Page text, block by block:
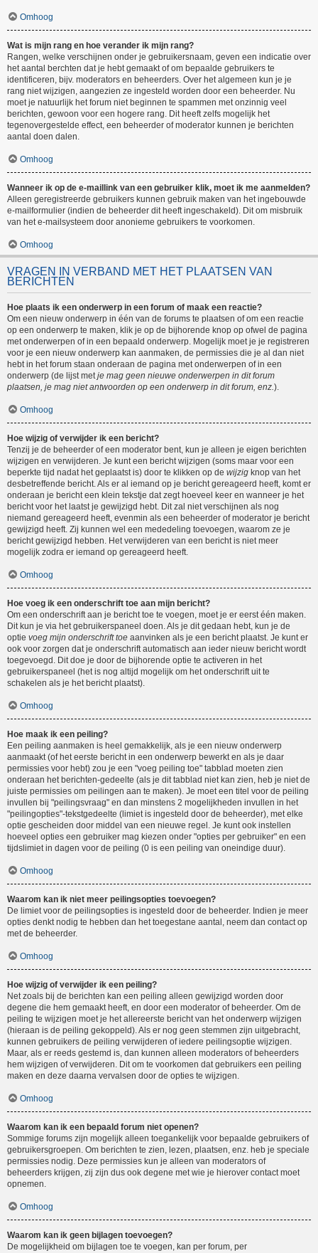
Omhoog
Wat is mijn rang en hoe verander ik mijn rang?
Rangen, welke verschijnen onder je gebruikersnaam, geven een indicatie over
het aantal berchten dat je hebt gemaakt of om bepaalde gebruikers te
identificeren, bijv. moderators en beheerders. Over het algemeen kun je je
rang niet wijzigen, aangezien ze ingesteld worden door een beheerder. Nu
moet je natuurlijk het forum niet beginnen te spammen met onzinnig veel
berichten, gewoon voor een hogere rang. Dit heeft zelfs mogelijk het
tegenovergestelde effect, een beheerder of moderator kunnen je berichten
aantal doen dalen.
Omhoog
Wanneer ik op de e-maillink van een gebruiker klik, moet ik me aanmelden?
Alleen geregistreerde gebruikers kunnen gebruik maken van het ingebouwde
e-mailformulier (indien de beheerder dit heeft ingeschakeld). Dit om misbruik
van het e-mailsysteem door anonieme gebruikers te voorkomen.
Omhoog
VRAGEN IN VERBAND MET HET PLAATSEN VAN
BERICHTEN
Hoe plaats ik een onderwerp in een forum of maak een reactie?
Om een nieuw onderwerp in één van de forums te plaatsen of om een reactie
op een onderwerp te maken, klik je op de bijhorende knop op ofwel de pagina
met onderwerpen of in een bepaald onderwerp. Mogelijk moet je je registreren
voor je een nieuw onderwerp kan aanmaken, de permissies die je al dan niet
hebt in het forum staan onderaan de pagina met onderwerpen of in een
onderwerp (de lijst met je mag geen nieuwe onderwerpen in dit forum
plaatsen, je mag niet antwoorden op een onderwerp in dit forum, enz. ).
Omhoog
Hoe wijzig of verwijder ik een bericht?
Tenzij je de beheerder of een moderator bent, kun je alleen je eigen berichten
wijzigen en verwijderen. Je kunt een bericht wijzigen (soms maar voor een
beperkte tijd nadat het geplaatst is) door te klikken op de wijzig knop van het
desbetreffende bericht. Als er al iemand op je bericht gereageerd heeft, komt er
onderaan je bericht een klein tekstje dat zegt hoeveel keer en wanneer je het
bericht voor het laatst je gewijzigd hebt. Dit zal niet verschijnen als nog
niemand gereageerd heeft, evenmin als een beheerder of moderator je bericht
gewijzigd heeft. Zij kunnen wel een mededeling toevoegen, waarom ze je
bericht gewijzigd hebben. Het verwijderen van een bericht is niet meer
mogelijk zodra er iemand op gereageerd heeft.
Omhoog
Hoe voeg ik een onderschrift toe aan mijn bericht?
Om een onderschrift aan je bericht toe te voegen, moet je er eerst één maken.
Dit kun je via het gebruikerspaneel doen. Als je dit gedaan hebt, kun je de
optie voeg mijn onderschrift toe aanvinken als je een bericht plaatst. Je kunt er
ook voor zorgen dat je onderschrift automatisch aan ieder nieuw bericht wordt
toegevoegd. Dit doe je door de bijhorende optie te activeren in het
gebruikerspaneel (het is nog altijd mogelijk om het onderschrift uit te
schakelen als je het bericht plaatst).
Omhoog
Hoe maak ik een peiling?
Een peiling aanmaken is heel gemakkelijk, als je een nieuw onderwerp
aanmaakt (of het eerste bericht in een onderwerp bewerkt en als je daar
permissies voor hebt) zou je een "voeg peiling toe" tabblad moeten zien
onderaan het berichten-gedeelte (als je dit tabblad niet kan zien, heb je niet de
juiste permissies om peilingen aan te maken). Je moet een titel voor de peiling
invullen bij "peilingsvraag" en dan minstens 2 mogelijkheden invullen in het
"peilingopties"-tekstgedeelte (limiet is ingesteld door de beheerder), met elke
optie gescheiden door middel van een nieuwe regel. Je kunt ook instellen
hoeveel opties een gebruiker mag kiezen onder "opties per gebruiker" en een
tijdslimiet in dagen voor de peiling (0 is een peiling van oneindige duur).
Omhoog
Waarom kan ik niet meer peilingsopties toevoegen?
De limiet voor de peilingsopties is ingesteld door de beheerder. Indien je meer
opties denkt nodig te hebben dan het toegestane aantal, neem dan contact op
met de beheerder.
Omhoog
Hoe wijzig of verwijder ik een peiling?
Net zoals bij de berichten kan een peiling alleen gewijzigd worden door
degene die hem gemaakt heeft, en door een moderator of beheerder. Om de
peiling te wijzigen moet je het allereerste bericht van het onderwerp wijzigen
(hieraan is de peiling gekoppeld). Als er nog geen stemmen zijn uitgebracht,
kunnen gebruikers de peiling verwijderen of iedere peilingsoptie wijzigen.
Maar, als er reeds gestemd is, dan kunnen alleen moderators of beheerders
hem wijzigen of verwijderen. Dit om te voorkomen dat gebruikers een peiling
maken en deze daarna vervalsen door de opties te wijzigen.
Omhoog
Waarom kan ik een bepaald forum niet openen?
Sommige forums zijn mogelijk alleen toegankelijk voor bepaalde gebruikers of
gebruikersgroepen. Om berichten te zien, lezen, plaatsen, enz. heb je speciale
permissies nodig. Deze permissies kun je alleen van moderators of
beheerders krijgen, zij zijn dus ook degene met wie je hierover contact moet
opnemen.
Omhoog
Waarom kan ik geen bijlagen toevoegen?
De mogelijkheid om bijlagen toe te voegen, kan per forum, per